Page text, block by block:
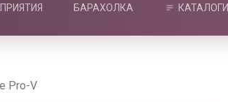
БАРАХОЛКА КАТАЛОГИ
Pro-V